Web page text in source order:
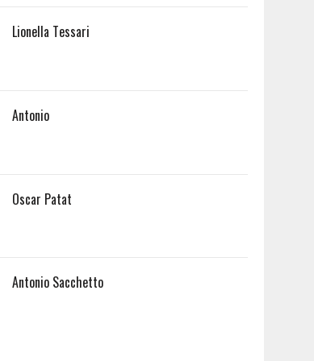
Lionella Tessari
Antonio
Oscar Patat
Antonio Sacchetto